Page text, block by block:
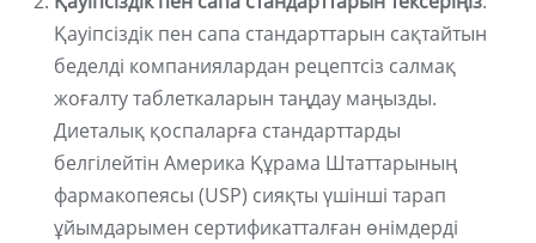
Қауіпсіздік пен сапа стандарттарын сақтайтын
беделді компаниялардан рецептсіз салмақ
жоғалту таблеткаларын таңдау маңызды.
Диеталық қоспаларға стандарттарды
белгілейтін Америка Құрама Штаттарының
фармакопеясы (USP) сияқты үшінші тарап
ұйымдарымен сертификатталған өнімдерді